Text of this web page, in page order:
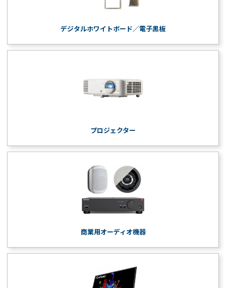
デジタルホワイトボード／電子黒板
プロジェクター
商業用オーディオ機器